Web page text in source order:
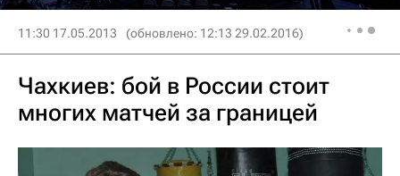
11:30 17.05.2013 (обновлено: 12:13 29.02.2016)
Чахкиев: бой в России стоит
многих матчей за границей